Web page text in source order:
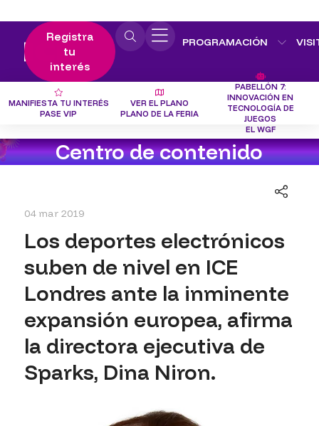
Registra
tu
interés
PROGRAMACIÓN
MANIFIESTA TU INTERÉS
PASE VIP
VER EL PLANO
PLANO DE LA FERIA
PABELLÓN 7:
INNOVACIÓN EN
TECNOLOGÍA DE
JUEGOS
EL WGF
Centro de contenido
04 mar 2019
Los deportes electrónicos
suben de nivel en ICE
Londres ante la inminente
expansión europea, afirma
la directora ejecutiva de
Sparks, Dina Niron.